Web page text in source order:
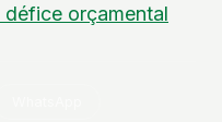
défice orçamental